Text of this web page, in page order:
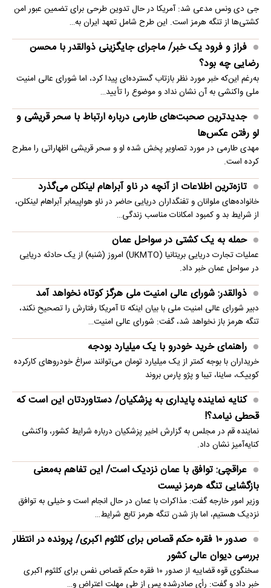
جی دی ونس مدعی شد: آمریکا در حال تدوین طرحی برای تضمین عبور امن
کشتی‌ها از تنگه هرمز است. این طرح شامل تعهد ایران به…
فراز و فرود یک خبر/ ماجرای جایگزینی ذوالقدر با محسن
رضایی چه بود؟
به‌رغم این‌که خبر مورد نظر بازتاب گسترده‌ای پیدا کرد، اما شورای عالی امنیت
ملی واکنشی به آن نشان نداد و موضوع را تأیید…
جدیدترین صحبت‌های طارمی درباره ارتباط با سحر قریشی و
لو رفتن عکس‌ها
مهدی طارمی در مورد تصاویر پخش شده او و سحر قریشی اظهاراتی را مطرح
کرده است.
تازه‌ترین اطلاعات از آنچه در ناو آبراهام لینکلن می‌گذرد
خانواده‌های ملوانان و تفنگداران دریایی حاضر در ناو هواپیمابر آبراهام لینکلن،
از شرایط بد و کمبود امکانات مناسب زندگی…
حمله به یک کشتی در سواحل عمان
عملیات تجارت دریایی بریتانیا (UKMTO) امروز (شنبه) از یک حادثه دریایی
در سواحل عمان خبر داد.
ذوالقدر: شورای عالی امنیت ملی هرگز کوتاه نخواهد آمد
دبیر شورای عالی امنیت ملی با بیان اینکه تا آمریکا رفتارش را تصحیح نکند،
تنگه هرمز باز نخواهد شد، گفت: شورای عالی امنیت…
راهنمای خرید خودرو با یک میلیارد بودجه
خریداران با بوجه کمتر از یک میلیارد تومان می‌توانند سراغ خودروهای کارکرده
کوییک، ساینا، تیبا و پژو پارس بروند
کنایه نماینده پایداری به پزشکیان/ دستاوردتان این است که
قحطی نیامد؟!
نماینده قم در مجلس به گزارش اخیر پزشکیان درباره شرایط کشور، واکنشی
کنایه‌آمیز نشان داد.
عراقچی: توافق با عمان نزدیک است/ این تفاهم به‌معنی
بازگشایی تنگه هرمز نیست
وزیر امور خارجه گفت: مذاکرات با عمان در حال انجام است و خیلی به توافق
نزدیک هستیم، اما باز شدن تنگه هرمز تابع شرایط…
صدور ۱۰ فقره حکم قصاص برای کلثوم اکبری/ پرونده در انتظار
بررسی دیوان عالی کشور
سخنگوی قوه قضاییه از صدور ۱۰ فقره حکم قصاص نفس برای کلثوم اکبری
خبر داد و گفت: رأی صادرشده پس از طی مهلت اعتراض و…